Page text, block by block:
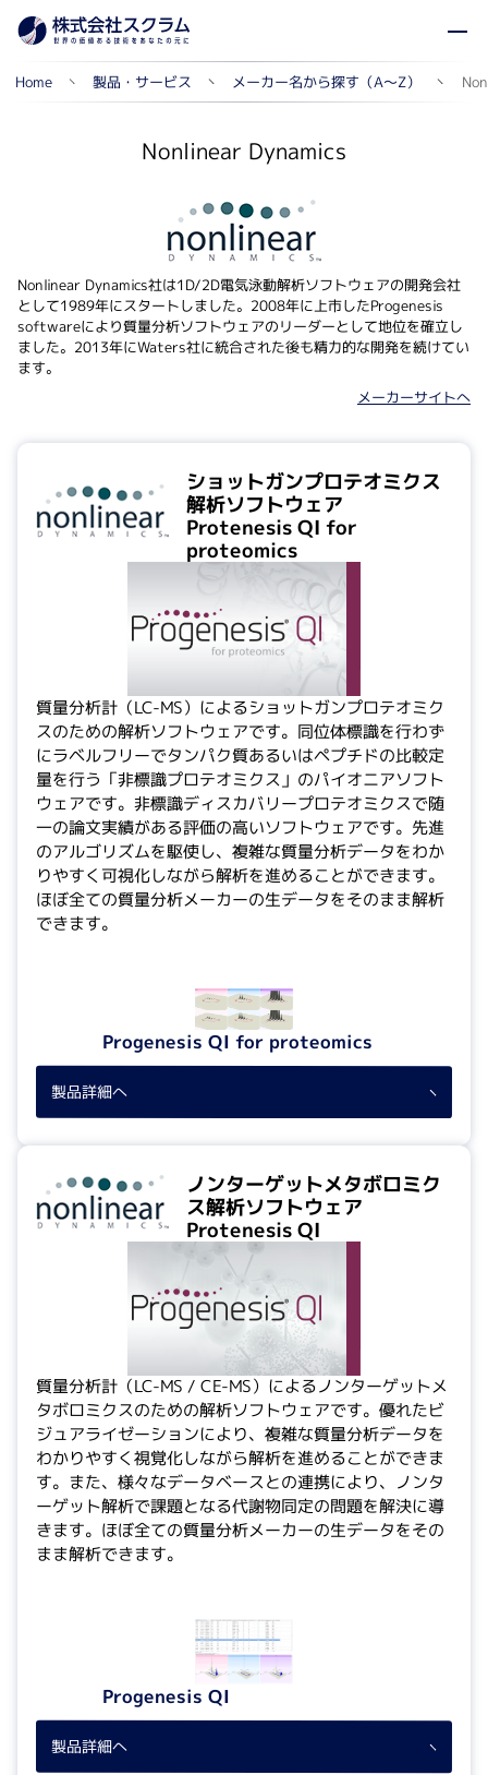
Home 製品・サービス メーカー名から探す（A～Z）
Nonlinear Dynamics
Nonlinear Dynamics社は1D/2D電気泳動解析ソフトウェアの開発会社
として1989年にスタートしました。2008年に上市したProgenesis
softwareにより質量分析ソフトウェアのリーダーとして地位を確立し
ました。2013年にWaters社に統合された後も精力的な開発を続けてい
ます。
メーカーサイトへ
ショットガンプロテオミクス
解析ソフトウェア
Protenesis QI for
proteomics
質量分析計（LC-MS）によるショットガンプロテオミク
スのための解析ソフトウェアです。同位体標識を行わず
にラベルフリーでタンパク質あるいはペプチドの比較定
量を行う「非標識プロテオミクス」のパイオニアソフト
ウェアです。非標識ディスカバリープロテオミクスで随
一の論文実績がある評価の高いソフトウェアです。先進
のアルゴリズムを駆使し、複雑な質量分析データをわか
りやすく可視化しながら解析を進めることができます。
ほぼ全ての質量分析メーカーの生データをそのまま解析
できます。
Progenesis QI for proteomics
製品詳細へ
ノンターゲットメタボロミク
ス解析ソフトウェア
Protenesis QI
質量分析計（LC-MS / CE-MS）によるノンターゲットメ
タボロミクスのための解析ソフトウェアです。優れたビ
ジュアライゼーションにより、複雑な質量分析データを
わかりやすく視覚化しながら解析を進めることができま
す。また、様々なデータベースとの連携により、ノンタ
ーゲット解析で課題となる代謝物同定の問題を解決に導
きます。ほぼ全ての質量分析メーカーの生データをその
まま解析できます。
Progenesis QI
製品詳細へ